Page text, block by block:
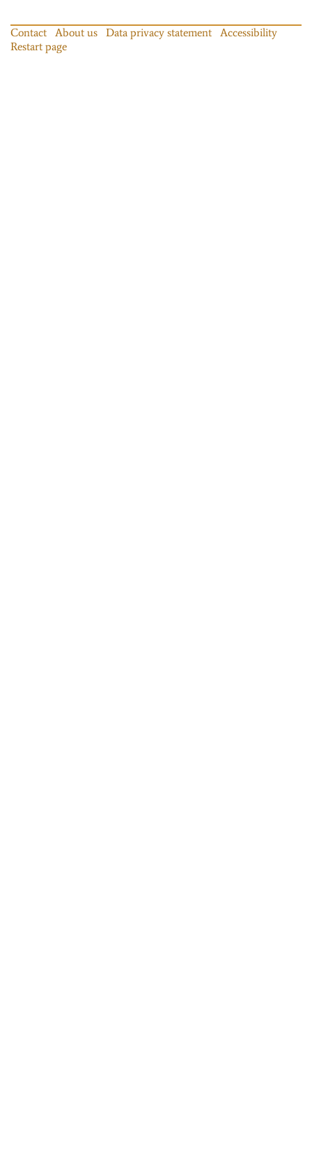
Contact About us Data privacy statement
Accessibility
Restart page